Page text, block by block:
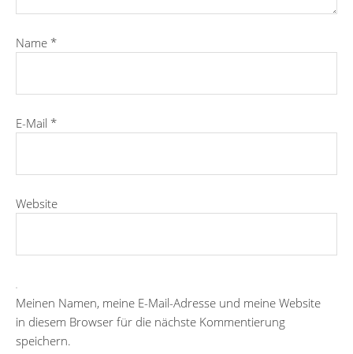
Name *
E-Mail *
Website
Meinen Namen, meine E-Mail-Adresse und meine Website
in diesem Browser für die nächste Kommentierung
speichern.